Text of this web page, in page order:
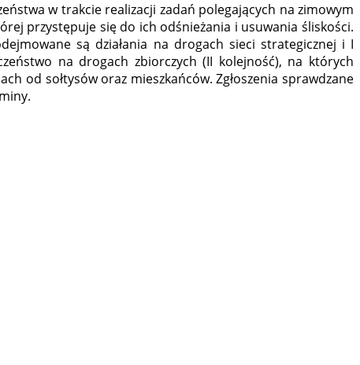
w trakcie realizacji zadań polegających na zimowym
przystępuje się do ich odśnieżania i usuwania śliskości.
są działania na drogach sieci strategicznej i I
na drogach zbiorczych (II kolejność), na których
od sołtysów oraz mieszkańców. Zgłoszenia sprawdzane